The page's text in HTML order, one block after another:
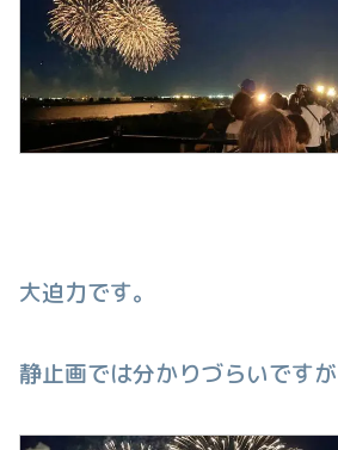
大迫力です。
静止画では分かりづらいですが